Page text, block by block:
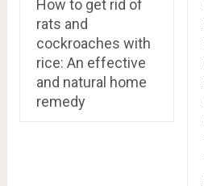
How to get rid of
rats and
cockroaches with
rice: An effective
and natural home
remedy